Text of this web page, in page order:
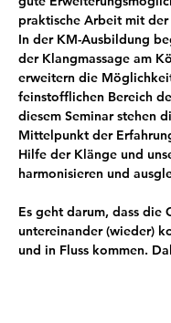
praktische Arbeit mit der
In der KM-Ausbildung
der Klangmassage am
erweitern die
feinstofflichen Bereich
diesem Seminar stehen
Mittelpunkt der
Hilfe der Klänge und
harmonisieren und
Es geht darum, dass die
untereinander (wieder)
und in Fluss kommen.